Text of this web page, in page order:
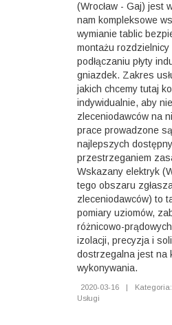
(Wrocław - Gaj) jest
nam kompleksowe
wymianie tablic
montażu
podłączaniu płyty
gniazdek. Zakres
jakich chcemy tutaj
indywidualnie, aby
zleceniodawców na
prace prowadzone
najlepszych
przestrzeganiem
Wskazany elektryk
tego obszaru
zleceniodawców) to
pomiary uziomów,
różnicowo-
izolacji, precyzja i
dostrzegalna jest na
wykonywania.
2020-03-16 |
Usługi